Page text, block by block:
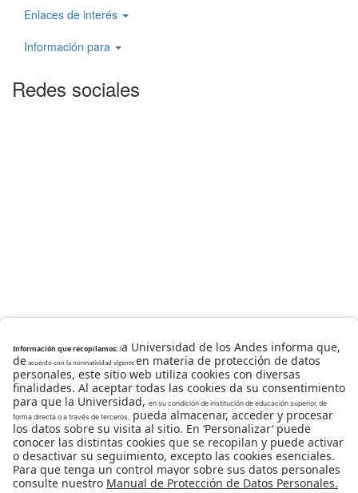
Enlaces de interés
Información para
Redes sociales